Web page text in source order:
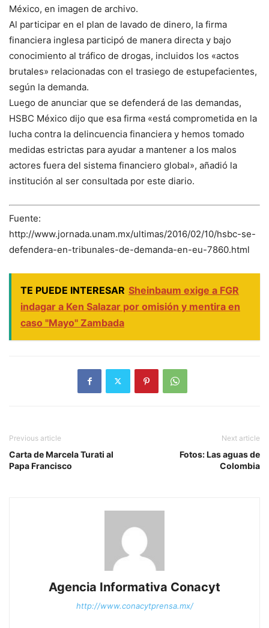
México, en imagen de archivo.
Al participar en el plan de lavado de dinero, la firma
financiera inglesa participó de manera directa y bajo
conocimiento al tráfico de drogas, incluidos los «actos
brutales» relacionadas con el trasiego de estupefacientes,
según la demanda.
Luego de anunciar que se defenderá de las demandas,
HSBC México dijo que esa firma «está comprometida en la
lucha contra la delincuencia financiera y hemos tomado
medidas estrictas para ayudar a mantener a los malos
actores fuera del sistema financiero global», añadió la
institución al ser consultada por este diario.
Fuente:
http://www.jornada.unam.mx/ultimas/2016/02/10/hsbc-se-
defendera-en-tribunales-de-demanda-en-eu-7860.html
TE PUEDE INTERESAR Sheinbaum exige a FGR
indagar a Ken Salazar por omisión y mentira en
caso "Mayo" Zambada
Previous article
Carta de Marcela Turati al
Papa Francisco
Next article
Fotos: Las aguas de
Colombia
Agencia Informativa Conacyt
http://www.conacytprensa.mx/